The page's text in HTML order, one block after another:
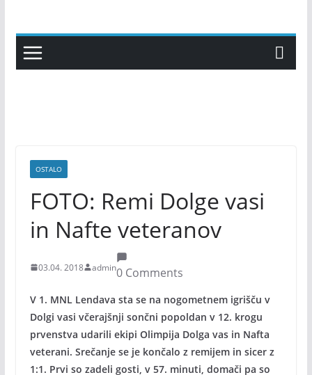
content
OSTALO
FOTO: Remi Dolge vasi
in Nafte veteranov
03.04. 2018 admin0 Comments
V 1. MNL Lendava sta se na nogometnem igrišču v
Dolgi vasi včerajšnji sončni popoldan v 12. krogu
prvenstva udarili ekipi Olimpija Dolga vas in Nafta
veterani. Srečanje se je končalo z remijem in sicer z
1:1. Prvi so zadeli gosti, v 57. minuti, domači pa so